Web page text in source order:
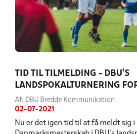
TID TIL TILMELDING - DBU'S
LANDSPOKALTURNERING
Af: DBU Bredde Kommunikation
02-07-2021
Nu er det igen tid til at få meldt sig